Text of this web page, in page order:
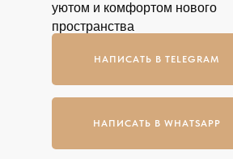
НАПИСАТЬ В WHATSAPP
НАПИСАТЬ В TELEGRAM
уютом и комфортом нового
пространства